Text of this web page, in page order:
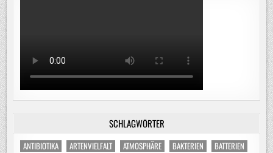
SCHLAGWÖRTER
ANTIBIOTIKA ARTENVIELFALT ATMOSPHÄRE BAKTERIEN BATTERIEN